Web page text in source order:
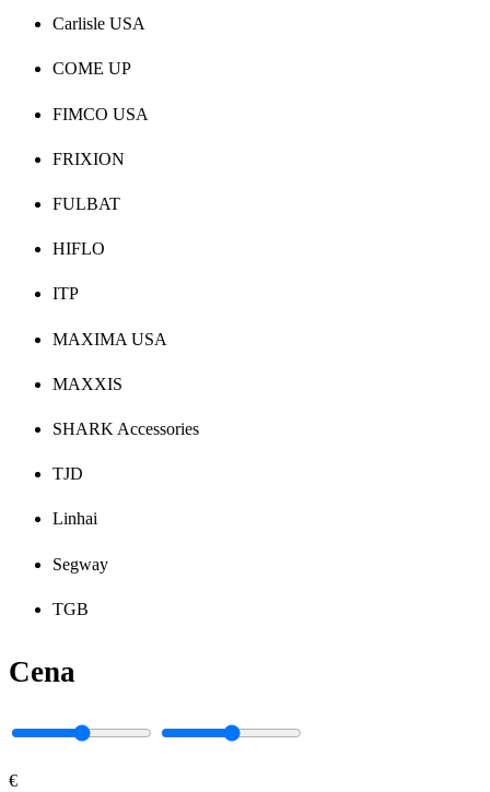
Carlisle USA
COME UP
FIMCO USA
FRIXION
FULBAT
HIFLO
ITP
MAXIMA USA
MAXXIS
SHARK Accessories
TJD
Linhai
Segway
TGB
Cena
€